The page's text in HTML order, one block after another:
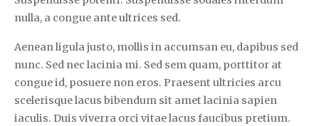
nulla, a congue ante ultrices sed.
Aenean ligula justo, mollis in accumsan eu, dapibus sed
nunc. Sed nec lacinia mi. Sed sem quam, porttitor at
congue id, posuere non eros. Praesent ultricies arcu
scelerisque lacus bibendum sit amet lacinia sapien
iaculis. Duis viverra orci vitae lacus faucibus pretium.